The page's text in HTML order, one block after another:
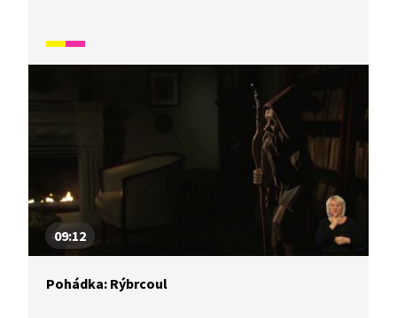
09:12
Pohádka: Rýbrcoul